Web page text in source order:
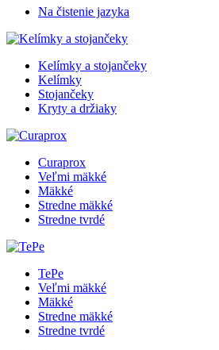
Na čistenie jazyka
Kelímky a stojančeky
Kelímky
Stojančeky
Kryty a držiaky
Curaprox
Veľmi mäkké
Mäkké
Stredne mäkké
Stredne tvrdé
TePe
Veľmi mäkké
Mäkké
Stredne mäkké
Stredne tvrdé